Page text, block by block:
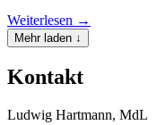
Weiterlesen →
Mehr laden ↓
Kontakt
Ludwig Hartmann, MdL